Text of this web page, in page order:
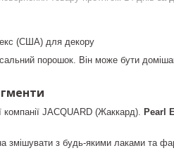
(США) для декору
порошок. Він може бути
компанії JACQUARD (Жаккард). Pearl
змішувати з будь-якими лаками та